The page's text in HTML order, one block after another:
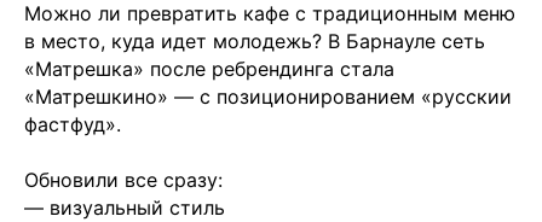
Можно ли превратить кафе с традиционным меню
в место, куда идет молодежь? В Барнауле сеть
«Матрешка» после ребрендинга стала
«Матрешкино» — с позиционированием «русскии
фастфуд».
Обновили все сразу:
— визуальный стиль